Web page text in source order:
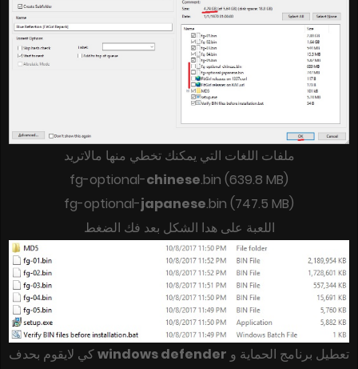
ملفات اللغات التي يمكنك تخطي منها مالاتريد
fg-optional-chinese.bin (639.8 MB)
fg-optional-japanese.bin (747.5 MB)
اللعبة على هدا الشكل بعد فك الضغط
تعطيل برنامج الحماية و windows defenderكي لايقوم بحدف